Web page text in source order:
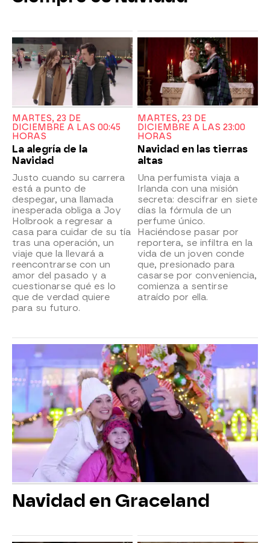
MARTES, 23 DE
DICIEMBRE A LAS 00:45
HORAS
La alegría de la
Navidad
Justo cuando su carrera
está a punto de
despegar, una llamada
inesperada obliga a Joy
Holbrook a regresar a
casa para cuidar de su tía
tras una operación, un
viaje que la llevará a
reencontrarse con un
amor del pasado y a
cuestionarse qué es lo
que de verdad quiere
para su futuro.
MARTES, 23 DE
DICIEMBRE A LAS 23:00
HORAS
Navidad en las tierras
altas
Una perfumista viaja a
Irlanda con una misión
secreta: descifrar en siete
días la fórmula de un
perfume único.
Haciéndose pasar por
reportera, se infiltra en la
vida de un joven conde
que, presionado para
casarse por conveniencia,
comienza a sentirse
atraído por ella.
Navidad en Graceland